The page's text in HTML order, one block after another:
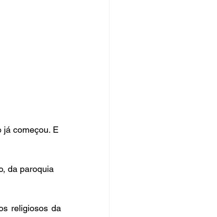
já começou. E
da paroquia
religiosos da